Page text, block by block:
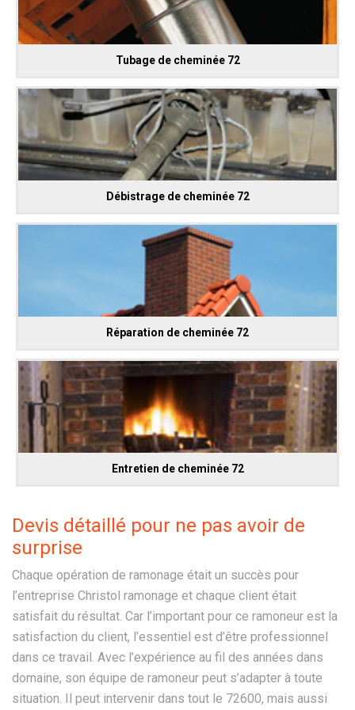
Tubage de cheminée 72
Débistrage de cheminée 72
Réparation de cheminée 72
Entretien de cheminée 72
Devis détaillé pour ne pas avoir de
surprise
Chaque opération de ramonage était un succès pour
l’entreprise Christol ramonage et chaque client était
satisfait du résultat. Car l’important pour ce ramoneur est la
satisfaction du client, l’essentiel est d’être professionnel
dans ce travail. Avec l’expérience au fil des années dans
domaine, son équipe de ramoneur peut s’adapter à toute
situation. Il peut intervenir dans tout le 72600, mais aussi